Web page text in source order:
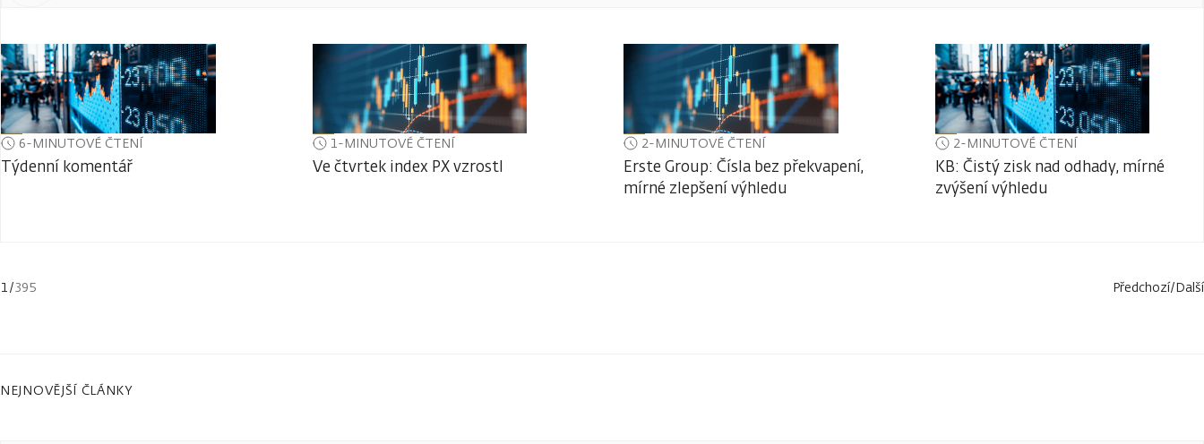
6-MINUTOVÉ ČTENÍ
Týdenní komentář
1-MINUTOVÉ ČTENÍ
Ve čtvrtek index PX vzrostl
2-MINUTOVÉ ČTENÍ
Erste Group: Čísla bez překvapení,
mírné zlepšení výhledu
2-MINUTOVÉ ČTENÍ
KB: Čistý zisk nad odhady, mírné
zvýšení výhledu
1 /395 Předchozí/Další
NEJNOVĚJŠÍ ČLÁNKY